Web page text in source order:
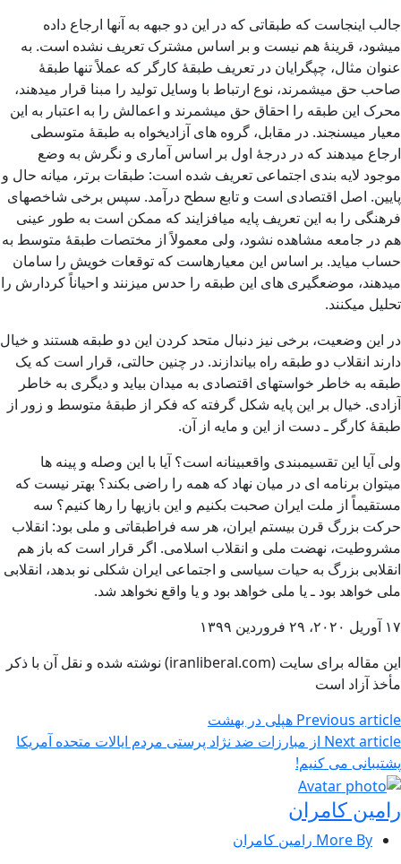
جالب اینجاست که طبقاتی که در این دو جبهه به آنها ارجاع داده
میشود، قرینۀ هم نیست و بر اساس مشترک تعریف نشده است. به
عنوان مثال، چپگرایان در تعریف طبقۀ کارگر که عملاً تنها طبقۀ
صاحب حق میشمرند، نوع ارتباط با وسایل تولید را مبنا قرار میدهند،
محرک این طبقه را احقاق حق میشمرند و اعمالش را به اعتبار به این
معیار میسنجند. در مقابل، گروه های آزادیخواه به طبقۀ متوسطی
ارجاع میدهند که در درجۀ اول بر اساس آماری و نگرش به وضع
موجود لایه بندی اجتماعی تعریف شده است: طبقات برتر، میانه حال و
پایین. اصل اقتصادی است و تابع سطح درآمد. سپس برخی شاخصهای
فرهنگی را به این تعریف پایه میافزایند که ممکن است به طور عینی
هم در جامعه مشاهده نشود، ولی معمولاً از مختصات طبقۀ متوسط به
حساب میاید. بر اساس این معیارهاست که توقعات خویش را سامان
میدهند، موضعگیری های این طبقه را حدس میزنند و احیاناً کردارش را
تحلیل میکنند.
در این وضعیت، برخی نیز دنبال متحد کردن این دو طبقه هستند و خیال
دارند انقلاب دو طبقه راه بیاندازند. در چنین حالتی، قرار است که یک
طبقه به خاطر خواستهای اقتصادی به میدان بیاید و دیگری به خاطر
آزادی. خیال بر این پایه شکل گرفته که فکر از طبقۀ متوسط و زور از
طبقۀ کارگر ـ دست از این و مایه از آن.
ولی آیا این تقسیمبندی واقعبینانه است؟ آیا با این وصله و پینه ها
میتوان برنامه ای در میان نهاد که همه را راضی بکند؟ بهتر نیست که
مستقیماً از ملت ایران صحبت بکنیم و این بازیها را رها کنیم؟ سه
حرکت بزرگ قرن بیستم ایران، هر سه فراطبقاتی و ملی بود: انقلاب
مشروطیت، نهضت ملی و انقلاب اسلامی. اگر قرار است که باز هم
انقلابی بزرگ به حیات سیاسی و اجتماعی ایران شکلی نو بدهد، انقلابی
ملی خواهد بود ـ یا ملی خواهد بود و یا واقع نخواهد شد.
۱۷ آوریل ۲۰۲۰، ۲۹ فروردین ۱۳۹۹
این مقاله برای سایت (iranliberal.com) نوشته شده و نقل آن با ذکر
مأخذ آزاد است
Previous article هپلی در بهشت
Next article از مبارزات ضد نژاد پرستی مردم ایالات متحده آمریکا
پشتیبانی می کنیم!
رامین کامران
More By رامین کامران